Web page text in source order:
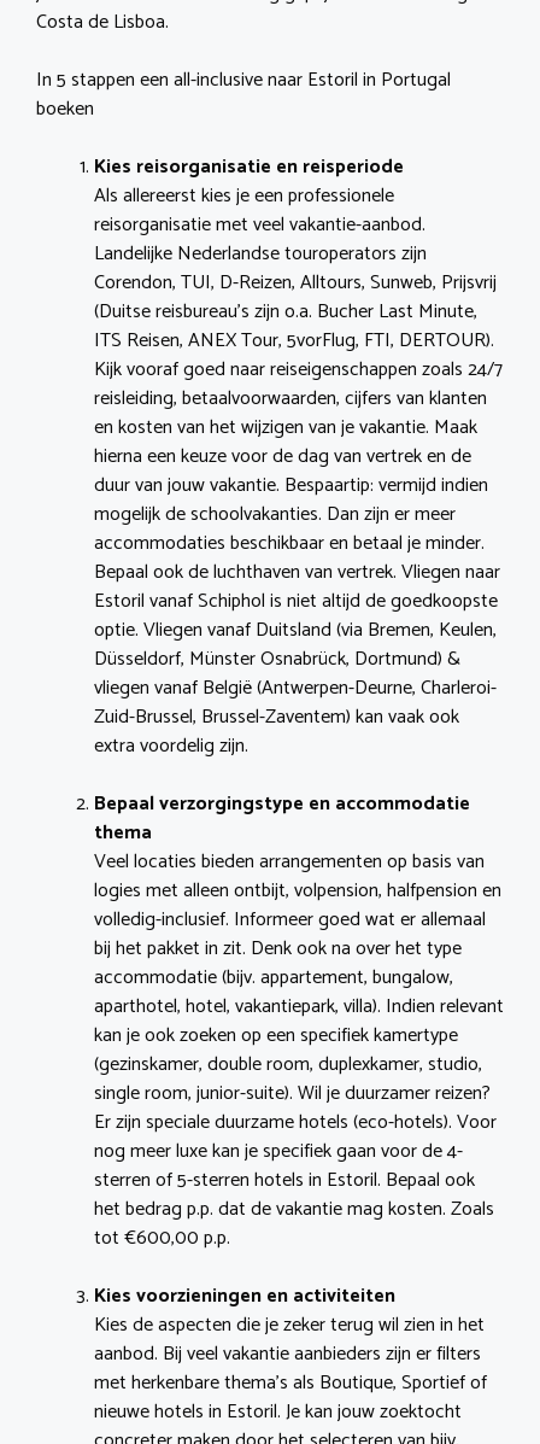
Costa de Lisboa.
In 5 stappen een all-inclusive naar Estoril in Portugal
boeken
Kies reisorganisatie en reisperiode
Als allereerst kies je een professionele
reisorganisatie met veel vakantie-aanbod.
Landelijke Nederlandse touroperators zijn
Corendon, TUI, D-Reizen, Alltours, Sunweb, Prijsvrij
(Duitse reisbureau’s zijn o.a. Bucher Last Minute,
ITS Reisen, ANEX Tour, 5vorFlug, FTI, DERTOUR).
Kijk vooraf goed naar reiseigenschappen zoals 24/7
reisleiding, betaalvoorwaarden, cijfers van klanten
en kosten van het wijzigen van je vakantie. Maak
hierna een keuze voor de dag van vertrek en de
duur van jouw vakantie. Bespaartip: vermijd indien
mogelijk de schoolvakanties. Dan zijn er meer
accommodaties beschikbaar en betaal je minder.
Bepaal ook de luchthaven van vertrek. Vliegen naar
Estoril vanaf Schiphol is niet altijd de goedkoopste
optie. Vliegen vanaf Duitsland (via Bremen, Keulen,
Düsseldorf, Münster Osnabrück, Dortmund) &
vliegen vanaf België (Antwerpen-Deurne, Charleroi-
Zuid-Brussel, Brussel-Zaventem) kan vaak ook
extra voordelig zijn.
Bepaal verzorgingstype en accommodatie
thema
Veel locaties bieden arrangementen op basis van
logies met alleen ontbijt, volpension, halfpension en
volledig-inclusief. Informeer goed wat er allemaal
bij het pakket in zit. Denk ook na over het type
accommodatie (bijv. appartement, bungalow,
aparthotel, hotel, vakantiepark, villa). Indien relevant
kan je ook zoeken op een specifiek kamertype
(gezinskamer, double room, duplexkamer, studio,
single room, junior-suite). Wil je duurzamer reizen?
Er zijn speciale duurzame hotels (eco-hotels). Voor
nog meer luxe kan je specifiek gaan voor de 4-
sterren of 5-sterren hotels in Estoril. Bepaal ook
het bedrag p.p. dat de vakantie mag kosten. Zoals
tot €600,00 p.p.
Kies voorzieningen en activiteiten
Kies de aspecten die je zeker terug wil zien in het
aanbod. Bij veel vakantie aanbieders zijn er filters
met herkenbare thema’s als Boutique, Sportief of
nieuwe hotels in Estoril. Je kan jouw zoektocht